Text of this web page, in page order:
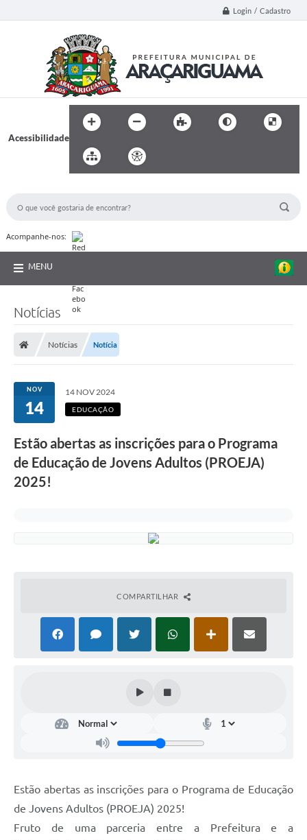
Login / Cadastro
Acessibilidade
Acompanhe-nos:
MENU
Notícias
Notícias Notícia
NOV
14
14 NOV 2024
EDUCAÇÃO
Estão abertas as inscrições para o Programa
de Educação de Jovens Adultos (PROEJA)
2025!
COMPARTILHAR
Estão abertas as inscrições para o Programa de Educação
de Jovens Adultos (PROEJA) 2025!
Fruto de uma parceria entre a Prefeitura e a